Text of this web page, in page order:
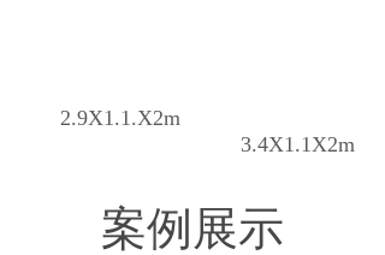
2.9X1.1.X2m
3.4X1.1X2m
案例展示